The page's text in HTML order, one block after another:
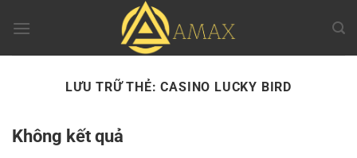
đến
LƯU TRỮ THẺ:CASINO LUCKY BIRD
Không kết quả